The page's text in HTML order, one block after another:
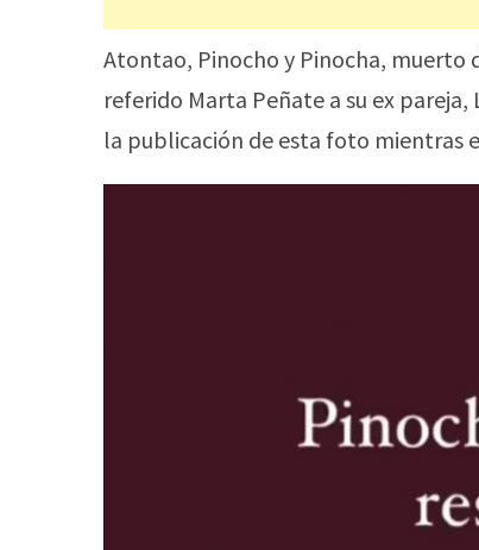
Atontao, Pinocho y Pinocha, muerto
referido Marta Peñate a su ex
la publicación de esta foto mientras